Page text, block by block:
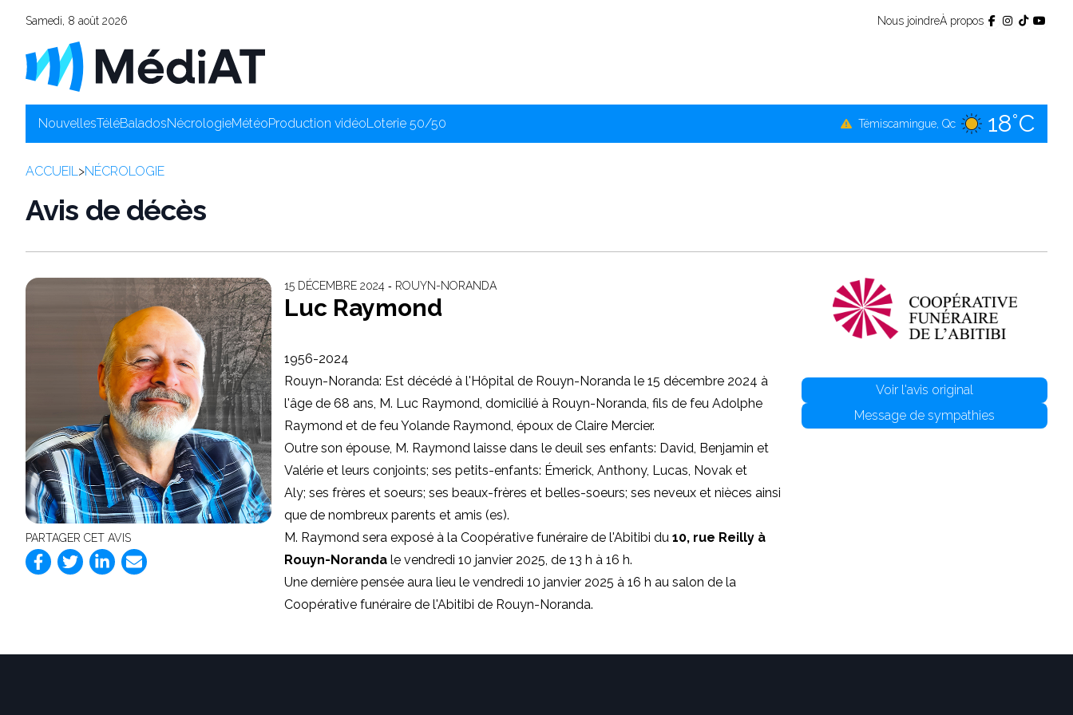
Samedi, 8 août 2026 Nous joindreÀ propos
NouvellesTéléBaladosNécrologieMétéoProduction vidéoLoterie 50/50 Témiscamingue, Qc 18°C
Amos, Qc 19°C
ACCUEIL>NÉCROLOGIE
Avis de décès
PARTAGER CET AVIS
15 DÉCEMBRE 2024 ‐ ROUYN-NORANDA
Luc Raymond
1956-2024
Rouyn-Noranda: Est décédé à l'Hôpital de Rouyn-Noranda le 15 décembre 2024 à
l'âge de 68 ans, M. Luc Raymond, domicilié à Rouyn-Noranda, fils de feu Adolphe
Raymond et de feu Yolande Raymond, époux de Claire Mercier.
Outre son épouse, M. Raymond laisse dans le deuil ses enfants: David, Benjamin et
Valérie et leurs conjoints; ses petits-enfants: Émerick, Anthony, Lucas, Novak et
Aly; ses frères et soeurs; ses beaux-frères et belles-soeurs; ses neveux et nièces ainsi
que de nombreux parents et amis (es).
M. Raymond sera exposé à la Coopérative funéraire de l'Abitibi du 10, rue Reilly à
Rouyn-Noranda le vendredi 10 janvier 2025, de 13 h à 16 h.
Une dernière pensée aura lieu le vendredi 10 janvier 2025 à 16 h au salon de la
Coopérative funéraire de l'Abitibi de Rouyn-Noranda.
Voir l'avis original
Message de sympathies